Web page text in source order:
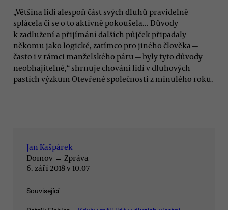
„Většina lidí alespoň část svých dluhů pravidelně
splácela či se o to aktivně pokoušela... Důvody
k zadlužení a přijímání dalších půjček připadaly
někomu jako logické, zatímco pro jiného člověka —
často i v rámci manželského páru — byly tyto důvody
neobhajitelné,“ shrnuje chování lidí v dluhových
pastích výzkum Otevřené společnosti z minulého roku.
Jan Kašpárek
Domov → Zpráva
6. září 2018 v 10.07
Související